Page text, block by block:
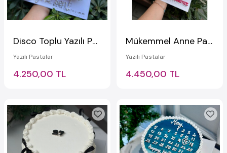
Disco Toplu Yazılı Pasta
Yazılı Pastalar
4.250,00 TL
Mükemmel Anne Pastası
Yazılı Pastalar
4.450,00 TL